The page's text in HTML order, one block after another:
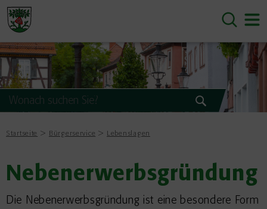
Startseite Bürgerservice Lebenslagen
Nebenerwerbsgründung
Die Nebenerwerbsgründung ist eine besondere Form